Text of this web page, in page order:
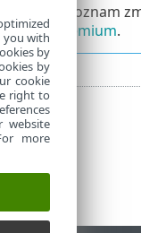
Podrobný zoznam
Premium.
you with
by
by
cookie
right to
website
more